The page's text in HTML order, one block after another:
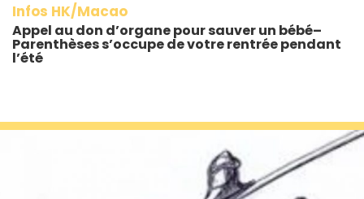
Infos HK/Macao
Appel au don d’organe pour sauver un bébé–
Parenthèses s’occupe de votre rentrée pendant
l’été